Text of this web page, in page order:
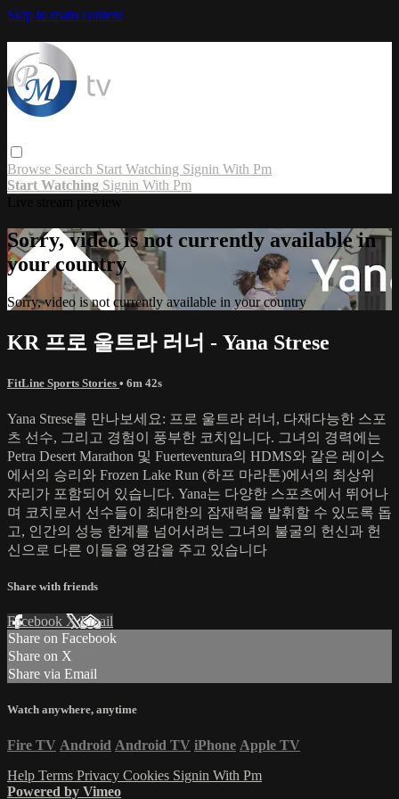
Skip to main content
Browse Search Start Watching Signin With Pm
Start Watching Signin With Pm
Sorry, video is not currently available in
your country
Sorry, video is not currently available in your country
KR 프로 울트라 러너 - Yana Strese
FitLine Sports Stories • 6m 42s
Yana Strese를 만나보세요: 프로 울트라 러너, 다재다능한 스포
츠 선수, 그리고 경험이 풍부한 코치입니다. 그녀의 경력에는
Petra Desert Marathon 및 Fuerteventura의 HDMS와 같은 레이스
에서의 승리와 Frozen Lake Run (하프 마라톤)에서의 최상위
자리가 포함되어 있습니다. Yana는 다양한 스포츠에서 뛰어나
며 코치로서 선수들이 최대한의 잠재력을 발휘할 수 있도록 돕
고, 인간의 성능 한계를 넘어서려는 그녀의 불굴의 헌신과 헌
신으로 다른 이들을 영감을 주고 있습니다
Share with friends
Facebook XEmail
Share on Facebook
Share on X
Share via Email
Watch anywhere, anytime
Fire TV Android Android TV iPhone Apple TV
Help Terms Privacy Cookies Signin With Pm
Powered by Vimeo